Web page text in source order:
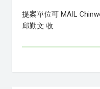
提案單位可 MAIL
邱勤文 收